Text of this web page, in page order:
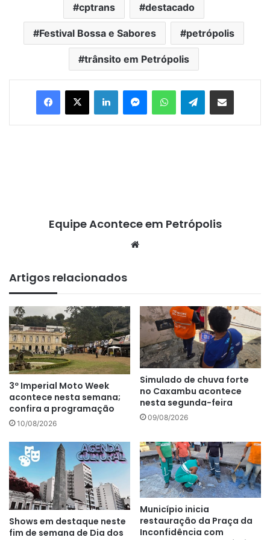
cptrans destacado
Festival Bossa e Sabores petrópolis
trânsito em Petrópolis
Telegram
Equipe Acontece em Petrópolis
Artigos relacionados
3º Imperial Moto Week
acontece nesta semana;
confira a programação
10/08/2026
Simulado de chuva forte
no Caxambu acontece
nesta segunda-feira
09/08/2026
Shows em destaque neste
fim de semana de Dia dos
Município inicia
restauração da Praça da
Inconfidência com